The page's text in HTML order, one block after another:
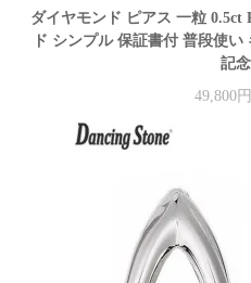
ダイヤモンド ピアス 一粒 0.5ct
ド シンプル 保証書付 普段使
記
49,800